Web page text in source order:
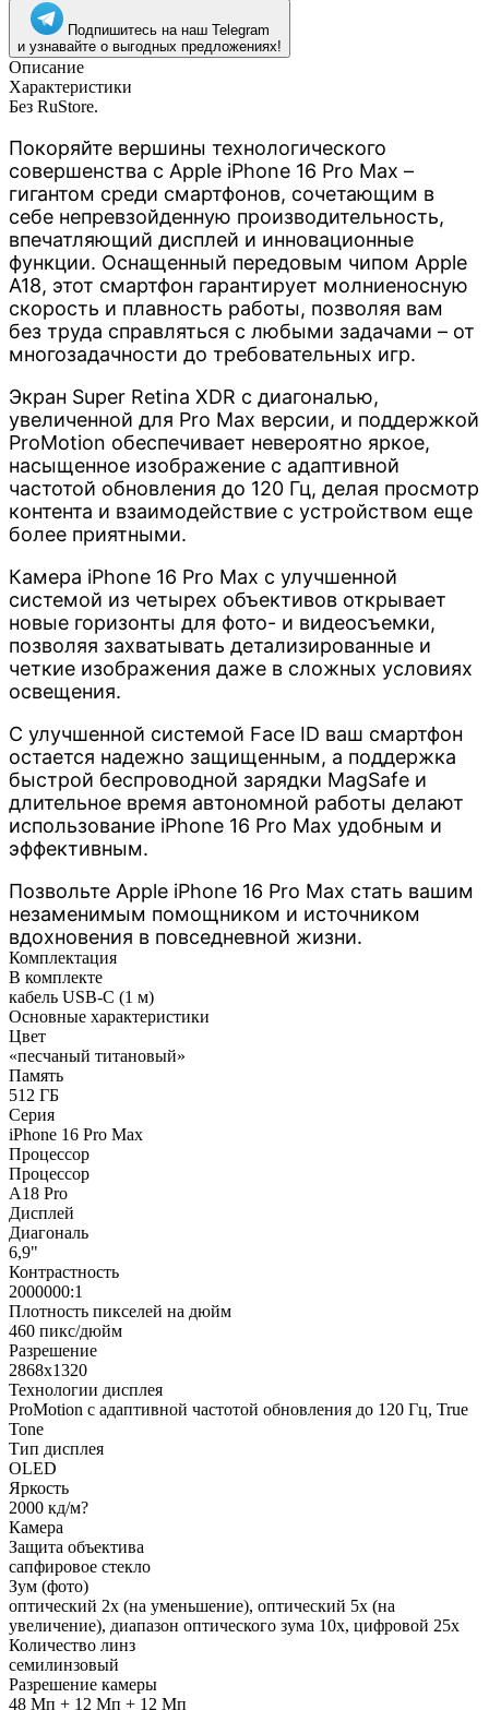
Подпишитесь на наш Telegram
и узнавайте о выгодных предложениях!
Описание
Характеристики
Без RuStore.
Покоряйте вершины технологического
совершенства с Apple iPhone 16 Pro Max –
гигантом среди смартфонов, сочетающим в
себе непревзойденную производительность,
впечатляющий дисплей и инновационные
функции. Оснащенный передовым чипом Apple
A18, этот смартфон гарантирует молниеносную
скорость и плавность работы, позволяя вам
без труда справляться с любыми задачами – от
многозадачности до требовательных игр.
Экран Super Retina XDR с диагональю,
увеличенной для Pro Max версии, и поддержкой
ProMotion обеспечивает невероятно яркое,
насыщенное изображение с адаптивной
частотой обновления до 120 Гц, делая просмотр
контента и взаимодействие с устройством еще
более приятными.
Камера iPhone 16 Pro Max с улучшенной
системой из четырех объективов открывает
новые горизонты для фото- и видеосъемки,
позволяя захватывать детализированные и
четкие изображения даже в сложных условиях
освещения.
С улучшенной системой Face ID ваш смартфон
остается надежно защищенным, а поддержка
быстрой беспроводной зарядки MagSafe и
длительное время автономной работы делают
использование iPhone 16 Pro Max удобным и
эффективным.
Позвольте Apple iPhone 16 Pro Max стать вашим
незаменимым помощником и источником
вдохновения в повседневной жизни.
Комплектация
В комплекте
кабель USB-С (1 м)
Основные характеристики
Цвет
«песчаный титановый»
Память
512 ГБ
Серия
iPhone 16 Pro Max
Процессор
Процессор
A18 Pro
Дисплей
Диагональ
6,9"
Контрастность
2000000:1
Плотность пикселей на дюйм
460 пикс/дюйм
Разрешение
2868x1320
Технологии дисплея
ProMotion с адаптивной частотой обновления до 120 Гц, True
Tone
Тип дисплея
OLED
Яркость
2000 кд/м?
Камера
Защита объектива
сапфировое стекло
Зум (фото)
оптический 2x (на уменьшение), оптический 5x (на
увеличение), диапазон оптического зума 10x, цифровой 25x
Количество линз
семилинзовый
Разрешение камеры
48 Мп + 12 Мп + 12 Мп